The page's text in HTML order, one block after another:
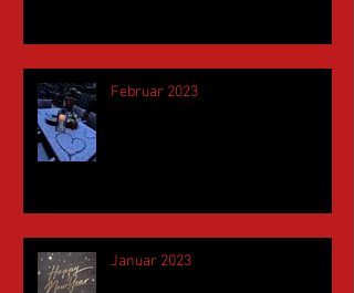
Februar 2023
Januar 2023